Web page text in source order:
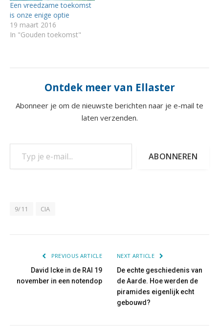
Een vreedzame toekomst
is onze enige optie
19 maart 2016
In "Gouden toekomst"
Ontdek meer van Ellaster
Abonneer je om de nieuwste berichten naar je e-mail te
laten verzenden.
Typ je e-mail...
ABONNEREN
9/11 CIA
PREVIOUS ARTICLE
David Icke in de RAI 19
november in een notendop
NEXT ARTICLE
De echte geschiedenis van
de Aarde. Hoe werden de
piramides eigenlijk echt
gebouwd?